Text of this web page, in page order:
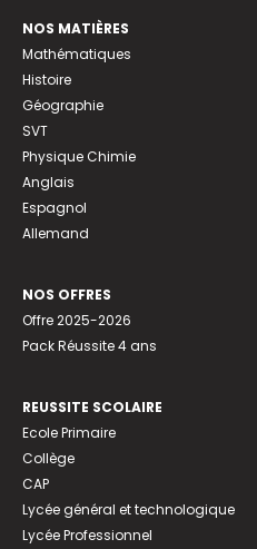
NOS MATIÈRES
Mathématiques
Histoire
Géographie
SVT
Physique Chimie
Anglais
Espagnol
Allemand
NOS OFFRES
Offre 2025-2026
Pack Réussite 4 ans
REUSSITE SCOLAIRE
Ecole Primaire
Collège
CAP
Lycée général et technologique
Lycée Professionnel